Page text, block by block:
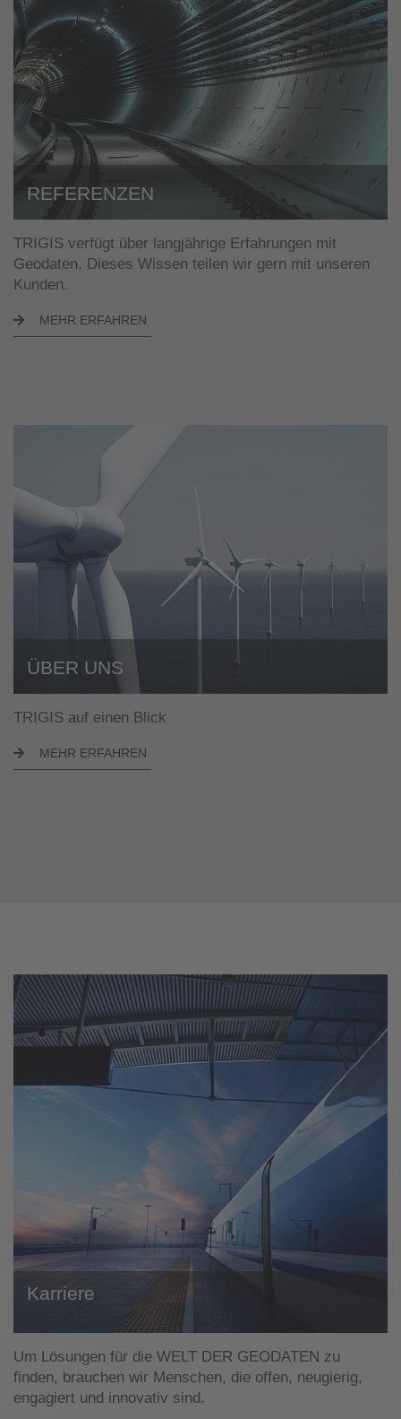
REFERENZEN
TRIGIS verfügt über langjährige Erfahrungen mit
Geodaten. Dieses Wissen teilen wir gern mit unseren
Kunden.
MEHR ERFAHREN
ÜBER UNS
TRIGIS auf einen Blick
MEHR ERFAHREN
Karriere
Um Lösungen für die WELT DER GEODATEN zu
finden, brauchen wir Menschen, die offen, neugierig,
engagiert und innovativ sind.